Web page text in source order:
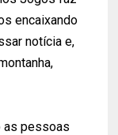
encaixando
notícia e,
as pessoas